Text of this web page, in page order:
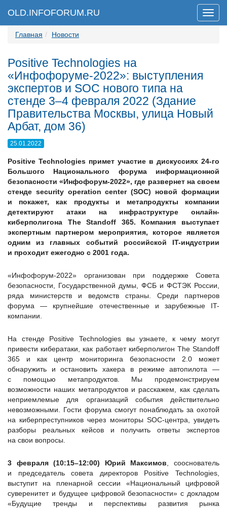
Меню
OLD.INFOFORUM.RU
Главная Новости
Positive Technologies на
«Инфофоруме-2022»: выступления
экспертов и SOC нового типа на
стенде 3–4 февраля 2022 (Здание
Правительства Москвы, улица Новый
Арбат, дом 36)
25.01.2022
Positive Technologies примет участие в дискуссиях 24-го
Большого Национального форума информационной
безопасности «Инфофорум-2022», где развернет на своем
стенде security operation center (SOC) новой формации
и покажет, как продукты и метапродукты компании
детектируют атаки на инфраструктуре онлайн-
киберполигона The Standoff 365. Компания выступает
экспертным партнером мероприятия, которое является
одним из главных событий российской IT-индустрии
и проходит ежегодно с 2001 года.
«Инфофорум-2022» организован при поддержке Совета
безопасности, Государственной думы, ФСБ и ФСТЭК России,
ряда министерств и ведомств страны. Среди партнеров
форума — крупнейшие отечественные и зарубежные IT-
компании.
На стенде Positive Technologies вы узнаете, к чему могут
привести кибератаки, как работает киберполигон The Standoff
365 и как центр мониторинга безопасности 2.0 может
обнаружить и остановить хакера в режиме автопилота —
с помощью метапродуктов. Мы продемонстрируем
возможности наших метапродуктов и расскажем, как сделать
неприемлемые для организаций события действительно
невозможными. Гости форума смогут понаблюдать за охотой
на киберпреступников через мониторы SOC-центра, увидеть
разборы реальных кейсов и получить ответы экспертов
на свои вопросы.
3 февраля (10:15–12:00) Юрий Максимов , сооснователь
и председатель совета директоров Positive Technologies,
выступит на пленарной сессии «Национальный цифровой
суверенитет и будущее цифровой безопасности» с докладом
«Будущие тренды и перспективы развития рынка